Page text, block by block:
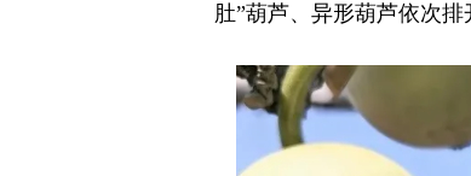
肚”葫芦、异形葫芦依次